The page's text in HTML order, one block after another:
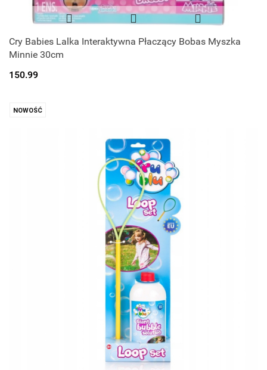
Cry Babies Lalka Interaktywna Płaczący Bobas Myszka
Minnie 30cm
150.99
NOWOŚĆ